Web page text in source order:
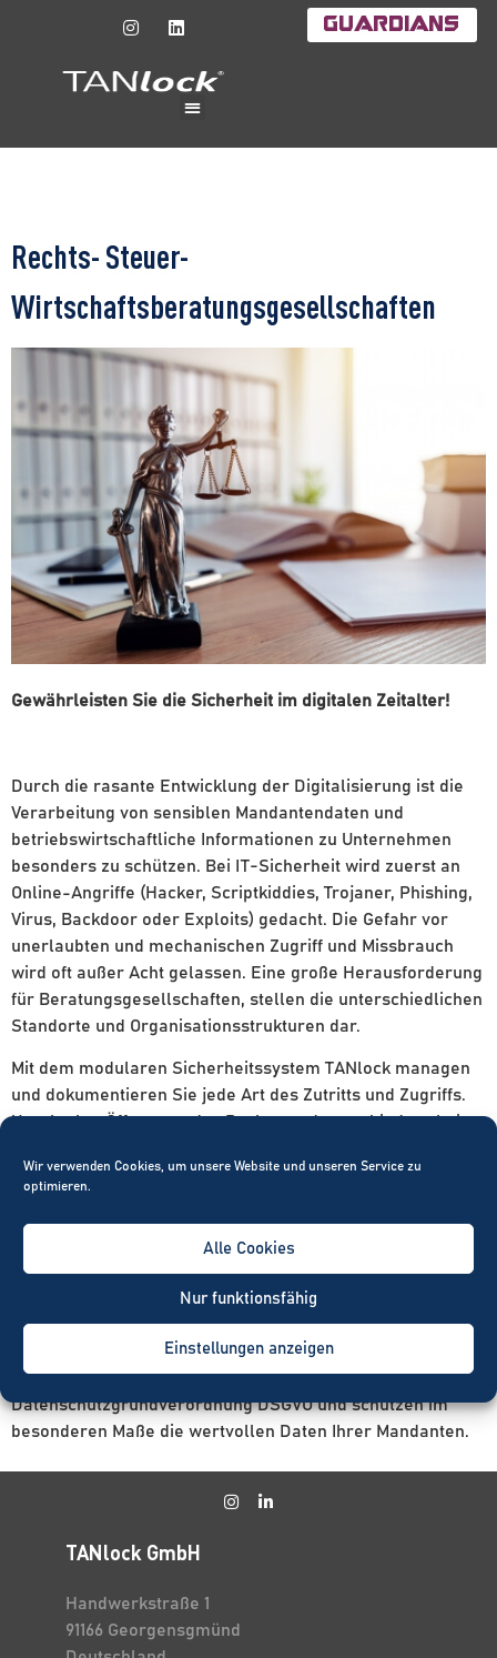
Wir verwenden Cookies, um unsere Website und unseren Service zu
optimieren.
Alle Cookies
Nur funktionsfähig
Einstellungen anzeigen
Guardians
Rechts- Steuer-
Wirtschaftsberatungsgesellschaften
Gewährleisten Sie die Sicherheit im digitalen Zeitalter!
Durch die rasante Entwicklung der Digitalisierung ist die
Verarbeitung von sensiblen Mandantendaten und
betriebswirtschaftliche Informationen zu Unternehmen
besonders zu schützen. Bei IT-Sicherheit wird zuerst an
Online-Angriffe (Hacker, Scriptkiddies, Trojaner, Phishing,
Virus, Backdoor oder Exploits) gedacht. Die Gefahr vor
unerlaubten und mechanischen Zugriff und Missbrauch
wird oft außer Acht gelassen. Eine große Herausforderung
für Beratungsgesellschaften, stellen die unterschiedlichen
Standorte und Organisationsstrukturen dar.
Mit dem modularen Sicherheitssystem TANlock managen
und dokumentieren Sie jede Art des Zutritts und Zugriffs.
Unerlaubte Öffnungen des Racks werden verhindert, bei
Echtzeit an Ihr Managementsystem abgesetzt – und das
Managementsystem integrierbar und softwareunabhängig.
Unberechtigte Zugriffe, wie Sabotage werden durch
dokumentiert und gemeldet.
Durch die Investition in das Zugangskontrollsystem
TANlock erfüllen Sie die Anforderungen der
Datenschutzgrundverordnung DSGVO und schützen im
besonderen Maße die wertvollen Daten Ihrer Mandanten.
TANlock GmbH
Handwerkstraße 1
91166 Georgensgmünd